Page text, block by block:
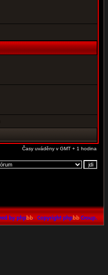
Časy uváděny v GMT + 1 hodina